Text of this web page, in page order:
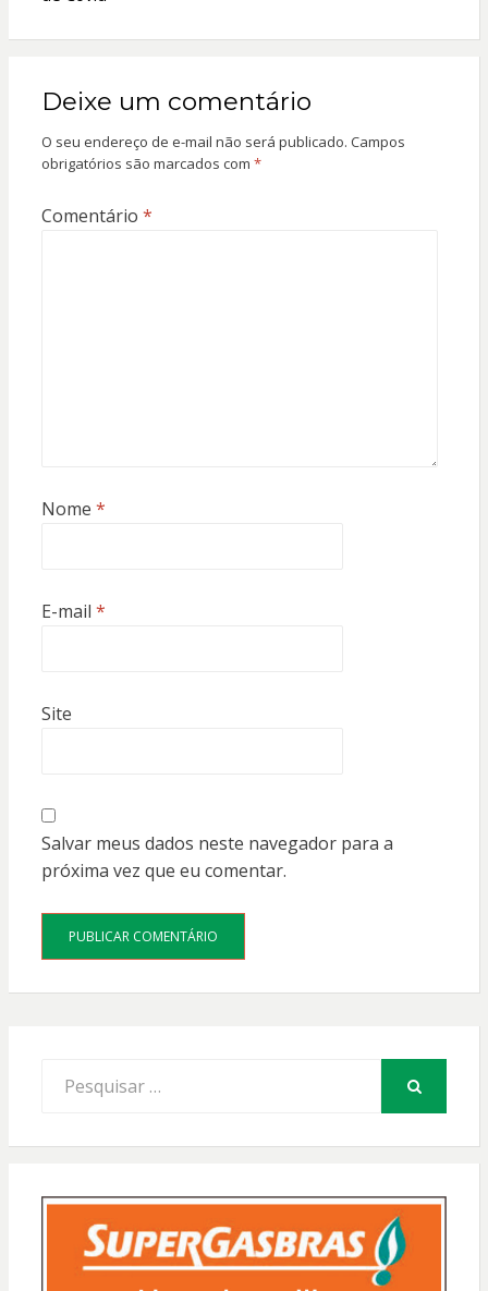
Deixe um comentário
O seu endereço de e-mail não será publicado. Campos
obrigatórios são marcados com *
Comentário *
Nome *
E-mail *
Site
Salvar meus dados neste navegador para a
próxima vez que eu comentar.
por: